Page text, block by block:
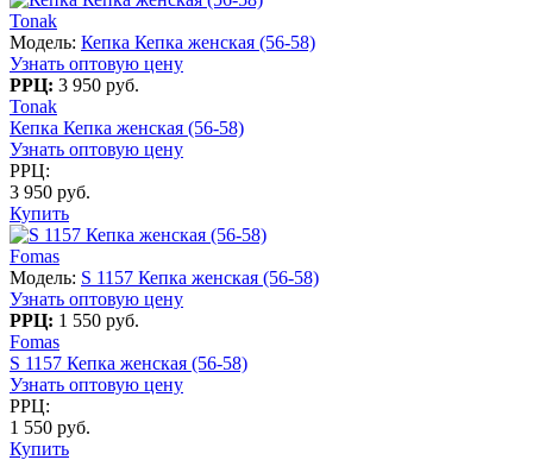
Tonak
Модель: Кепка Кепка женская (56-58)
Узнать оптовую цену
РРЦ: 3 950 руб.
Tonak
Кепка Кепка женская (56-58)
Узнать оптовую цену
РРЦ:
3 950 руб.
Купить
Fomas
Модель: S 1157 Кепка женская (56-58)
Узнать оптовую цену
РРЦ: 1 550 руб.
Fomas
S 1157 Кепка женская (56-58)
Узнать оптовую цену
РРЦ:
1 550 руб.
Купить